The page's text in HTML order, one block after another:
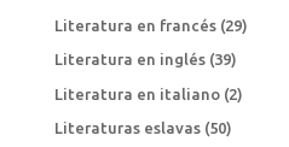
Literatura en francés(29)
Literatura en inglés(39)
Literatura en italiano(2)
Literaturas eslavas(50)